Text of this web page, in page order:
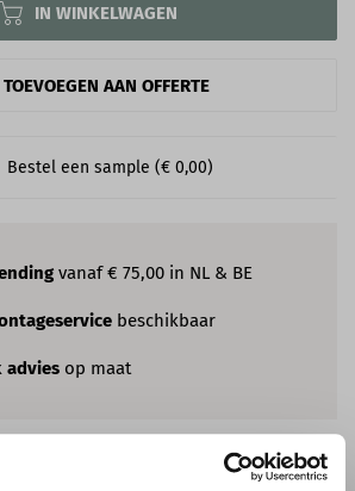
vanaf € 75,00 in NL & BE
beschikbaar
advies op maat
ROZET
Bestel een sample (€ 0,00)
IN WINKELWAGEN
TOEVOEGEN AAN OFFERTE